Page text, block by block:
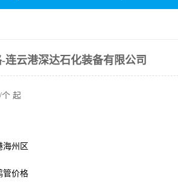
连云港深达石化装备有限公司
起
海州区
管价格